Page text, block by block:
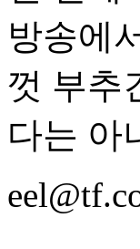
방송에
껏 부추
다는 아